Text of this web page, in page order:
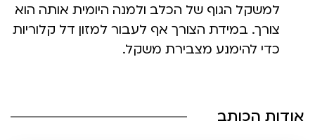
למשקל הגוף של הכלב ולמנה היומית אותה הוא
צורך. במידת הצורך אף לעבור למזון דל קלוריות
כדי להימנע מצבירת משקל.
אודות הכותב